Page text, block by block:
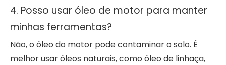
4. Posso usar óleo de motor para manter
minhas ferramentas?
Não, o óleo do motor pode contaminar o solo. É
melhor usar óleos naturais, como óleo de linhaça,